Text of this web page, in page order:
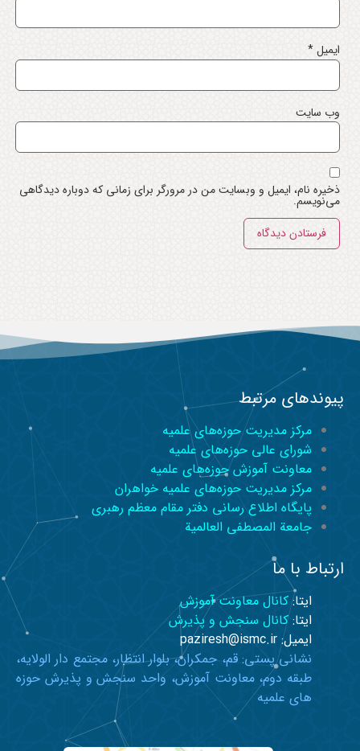
ایمیل*
وب‌ سایت
ذخیره نام، ایمیل و وبسایت من در مرورگر برای زمانی که دوباره دیدگاهی
می‌نویسم.
پیوندهای مرتبط
مرکز مدیریت حوزه‌های علمیه
شورای عالی حوزه‌های علمیه
معاونت آموزش حوزه‌های علمیه
مرکز مدیریت حوزه‌های علمیه خواهران
پایگاه اطلاع رسانی دفتر مقام معظم رهبری
جامعة المصطفی العالمیة
ارتباط با ما
ایتا: کانال معاونت آموزش
ایتا:کانال سنجش و پذیرش
ایمیل: paziresh@ismc.ir
نشانی پستی: قم، جمکران، بلوار انتظار، مجتمع دار الولایه،
طبقه دوم، معاونت آموزش، واحد سنجش و پذیرش حوزه
های علمیه